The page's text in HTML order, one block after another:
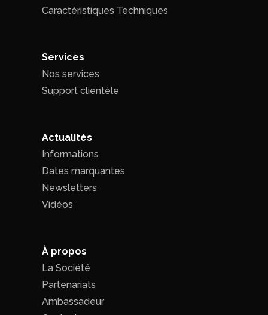
Caractéristiques Techniques
Services
Nos services
Support clientèle
Actualités
Informations
Dates marquantes
Newsletters
Vidéos
À propos
La Société
Partenariats
Ambassadeur